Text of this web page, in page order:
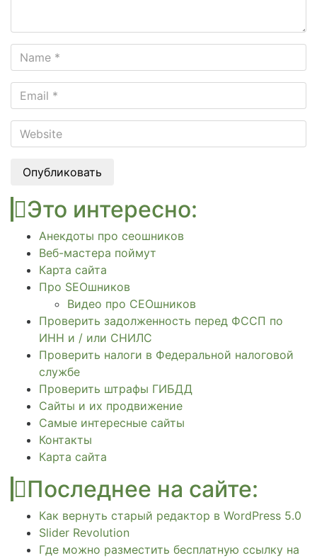
Опубликовать
Это интересно:
Анекдоты про сеошников
Веб-мастера поймут
Карта сайта
Про SEOшников
Видео про СЕОшников
Проверить задолженность перед ФССП по
ИНН и / или СНИЛС
Проверить налоги в Федеральной налоговой
службе
Проверить штрафы ГИБДД
Сайты и их продвижение
Самые интересные сайты
Контакты
Карта сайта
Последнее на сайте:
Как вернуть старый редактор в WordPress 5.0
Slider Revolution
Где можно разместить бесплатную ссылку на